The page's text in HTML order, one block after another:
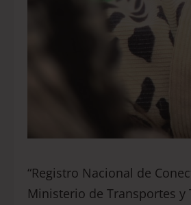
“Registro Nacional de
Ministerio de Transportes y